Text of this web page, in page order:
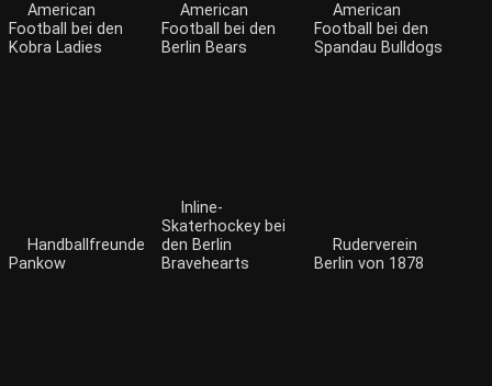
American
Football bei den
Kobra Ladies
American
Football bei den
Berlin Bears
American
Football bei den
Spandau Bulldogs
Handballfreunde
Pankow
Inline-
Skaterhockey bei
den Berlin
Bravehearts
Ruderverein
Berlin von 1878